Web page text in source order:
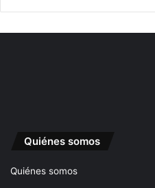
Quiénes somos
Quiénes somos